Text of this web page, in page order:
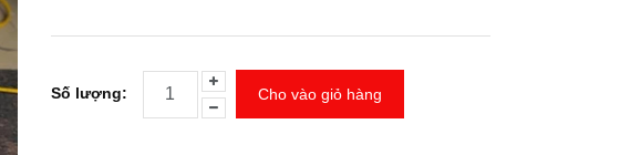
Số lượng: Cho vào giỏ hàng